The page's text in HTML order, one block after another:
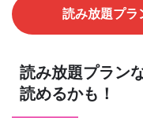
読み放題プ
読み放題プラン
読めるかも！